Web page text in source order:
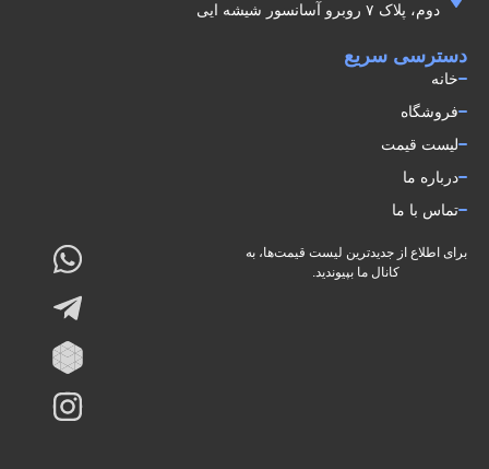
دسترسی سریع
خانه
فروشگاه
لیست قیمت
درباره ما
تماس با ما
دوم، پلاک ۷ روبرو آسانسور شيشه ايى
برای اطلاع از جدیدترین لیست قیمت‌ها، به
کانال ما بپیوندید.